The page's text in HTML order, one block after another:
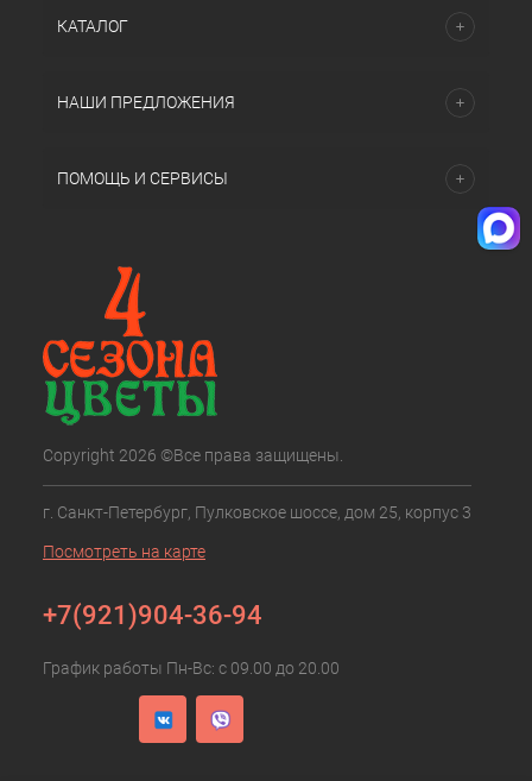
КАТАЛОГ
НАШИ ПРЕДЛОЖЕНИЯ
ПОМОЩЬ И СЕРВИСЫ
Copyright 2026 ©Все права защищены.
г. Санкт-Петербург, Пулковское шоссе, дом 25, корпус 3
Посмотреть на карте
+7(921)904-36-94
График работы Пн-Вс: с 09.00 до 20.00